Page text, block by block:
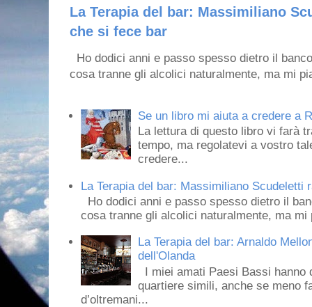
La Terapia del bar: Massimiliano
che si fece bar
Ho dodici anni e passo spesso dietro il
cosa tranne gli alcolici naturalmente, ma mi
Se un libro mi aiuta a credere a
La lettura di questo libro vi farà
tempo, ma regolatevi a vostro
credere...
La Terapia del bar: Massimiliano
Ho dodici anni e passo spesso dietro il
cosa tranne gli alcolici naturalmente, ma mi
La Terapia del bar: Arnaldo
dell'Olanda
I miei amati Paesi Bassi
quartiere simili, anche se meno
d’oltremani...